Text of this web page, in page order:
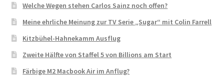
Welche Wegen stehen Carlos Sainz noch offen?
Meine ehrliche Meinung zur TV Serie „Sugar“ mit Colin Farrell
Kitzbühel-Hahnekamm Ausflug
Zweite Hälfte von Staffel 5 von Billions am Start
Färbige M2 Macbook Air im Anflug?